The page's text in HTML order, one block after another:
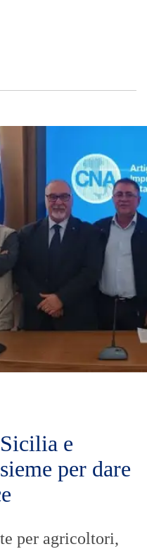
e
per dare
per agricoltori,